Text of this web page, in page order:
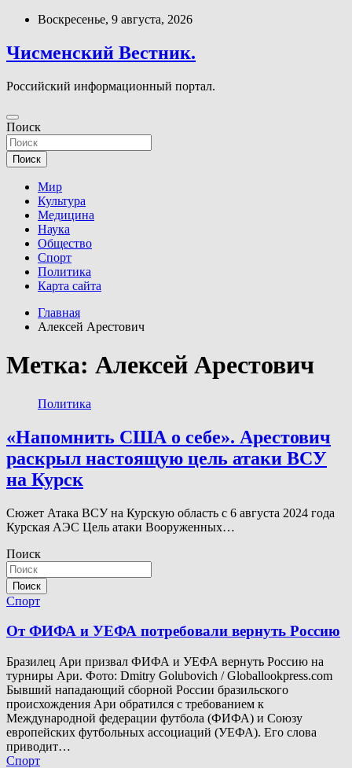
Перейти
содержимому
Воскресенье, 9 августа, 2026
Чисменский Вестник.
Российский информационный портал.
Поиск
Поиск
Мир
Культура
Медицина
Наука
Общество
Спорт
Политика
Карта сайта
Главная
Алексей Арестович
Метка: Алексей Арестович
Политика
«Напомнить США о себе». Арестович
раскрыл настоящую цель атаки ВСУ
на Курск
Сюжет Атака ВСУ на Курскую область с 6 августа 2024 года
Курская АЭС Цель атаки Вооруженных…
Поиск
Поиск
Спорт
От ФИФА и УЕФА потребовали вернуть Россию
Бразилец Ари призвал ФИФА и УЕФА вернуть Россию на
турниры Ари. Фото: Dmitry Golubovich / Globallookpress.com
Бывший нападающий сборной России бразильского
происхождения Ари обратился с требованием к
Международной федерации футбола (ФИФА) и Союзу
европейских футбольных ассоциаций (УЕФА). Его слова
приводит…
Спорт